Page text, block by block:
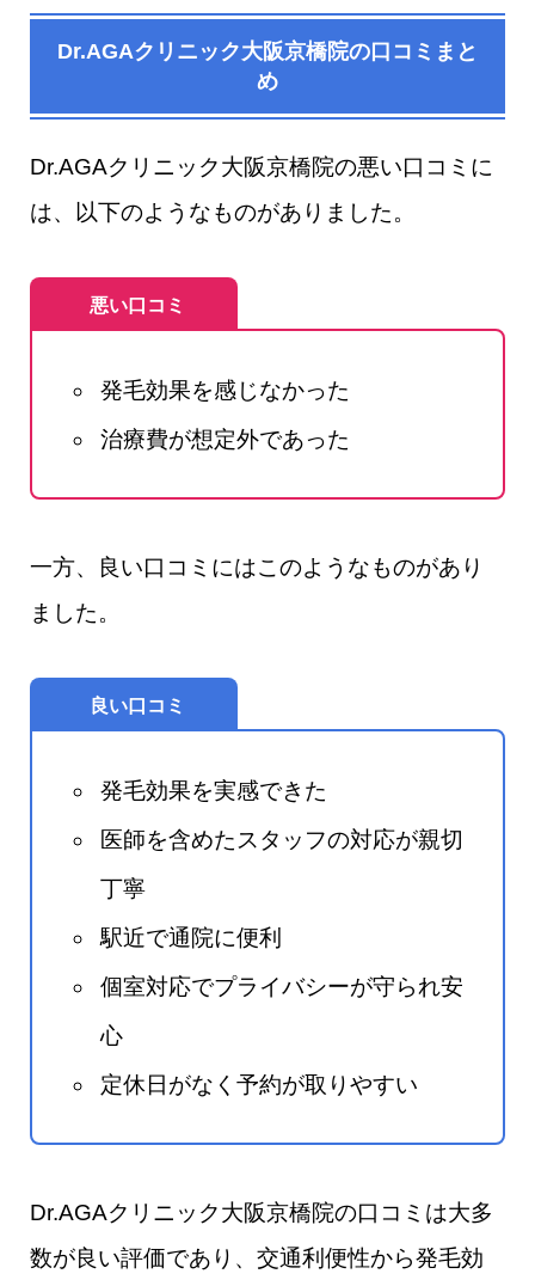
Dr.AGAクリニック大阪京橋院​の口コミまと
め
Dr.AGAクリニック大阪京橋院の悪い口コミに
は、以下のようなものがありました。
悪い口コミ
発毛効果を感じなかった
治療費が想定外であった
一方、良い口コミにはこのようなものがあり
ました。
良い口コミ
発毛効果を実感できた
医師を含めたスタッフの対応が親切
丁寧
駅近で通院に便利
個室対応でプライバシーが守られ安
心
定休日がなく予約が取りやすい
Dr.AGAクリニック大阪京橋院の口コミは大多
数が良い評価であり、交通利便性から発毛効